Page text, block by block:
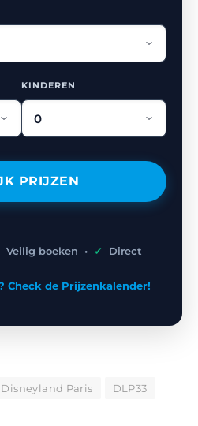
KINDEREN
PRIJZEN
Veilig boeken • ✓
Direct
Check de Prijzenkalender!
Disneyland Paris
DLP33